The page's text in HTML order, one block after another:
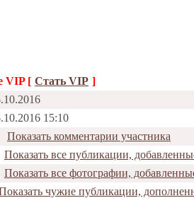
VIP [ Стать VIP ]
15:10
Показать комментарии участника
Показать все публикации,
Показать все фотографии,
чужие публикации,